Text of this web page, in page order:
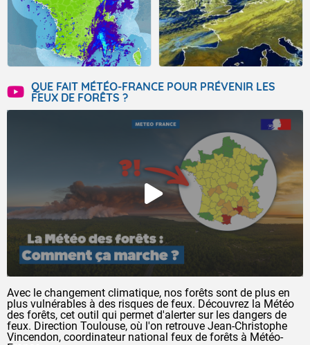
QUE FAIT MÉTÉO-FRANCE POUR PRÉVENIR LES
FEUX DE FORÊTS ?
Avec le changement climatique, nos forêts sont de plus en
plus vulnérables à des risques de feux. Découvrez la Météo
des forêts, cet outil qui permet d'alerter sur les dangers de
feux. Direction Toulouse, où l'on retrouve Jean-Christophe
Vincendon, coordinateur national feux de forêts à Météo-